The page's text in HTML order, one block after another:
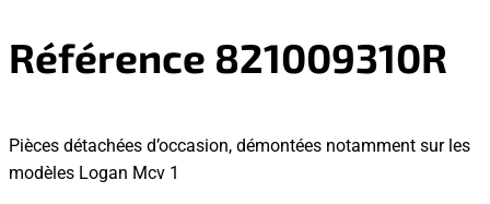
Référence 821009310R
Pièces détachées d’occasion, démontées notamment sur les
modèles Logan Mcv 1